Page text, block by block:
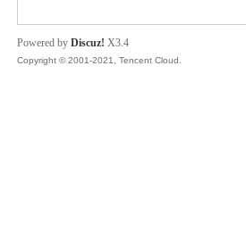
Powered by Discuz! X3.4
Copyright © 2001-2021, Tencent Cloud.